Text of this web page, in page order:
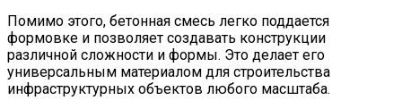
Помимо этого, бетонная смесь легко поддается
формовке и позволяет создавать конструкции
различной сложности и формы. Это делает его
универсальным материалом для строительства
инфраструктурных объектов любого масштаба.